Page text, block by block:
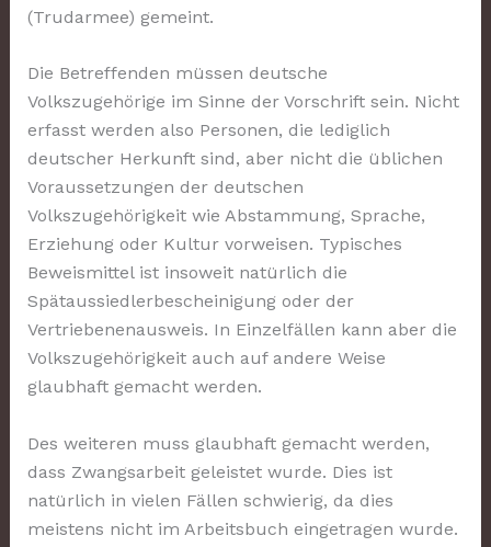
(Trudarmee) gemeint.
Die Betreffenden müssen deutsche
Volkszugehörige im Sinne der Vorschrift sein. Nicht
erfasst werden also Personen, die lediglich
deutscher Herkunft sind, aber nicht die üblichen
Voraussetzungen der deutschen
Volkszugehörigkeit wie Abstammung, Sprache,
Erziehung oder Kultur vorweisen. Typisches
Beweismittel ist insoweit natürlich die
Spätaussiedlerbescheinigung oder der
Vertriebenenausweis. In Einzelfällen kann aber die
Volkszugehörigkeit auch auf andere Weise
glaubhaft gemacht werden.
Des weiteren muss glaubhaft gemacht werden,
dass Zwangsarbeit geleistet wurde. Dies ist
natürlich in vielen Fällen schwierig, da dies
meistens nicht im Arbeitsbuch eingetragen wurde.